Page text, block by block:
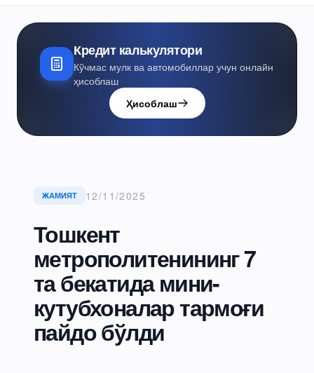
Кредит калькулятори
Кўчмас мулк ва автомобиллар учун онлайн
ҳисоблаш
Ҳисоблаш
ЖАМИЯТ 12/11/2025
Тошкент
метрополитенининг 7
та бекатида мини-
кутубхоналар тармоғи
пайдо бўлди